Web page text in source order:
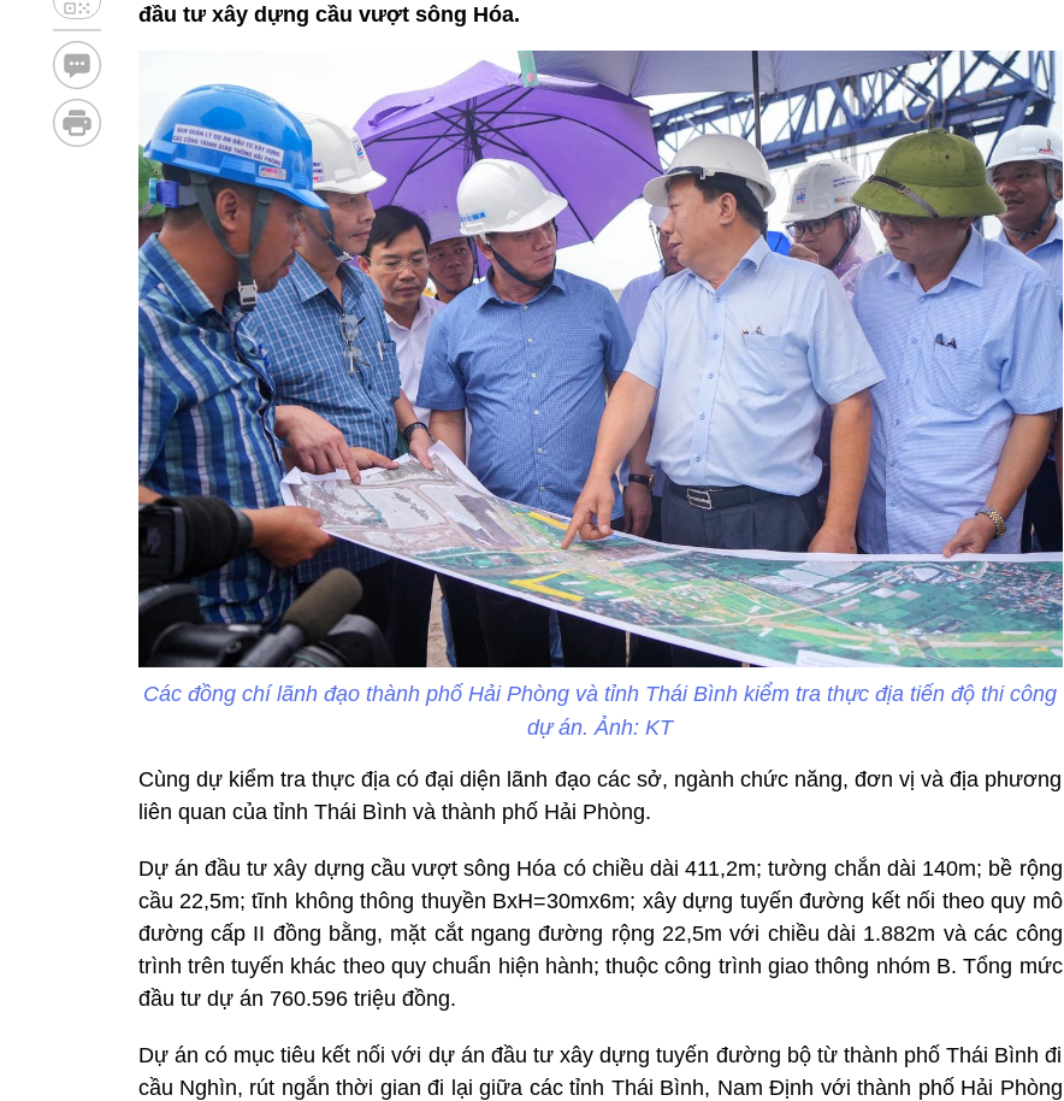
đầu tư xây dựng cầu vượt sông Hóa.
Các đồng chí lãnh đạo thành phố Hải Phòng và tỉnh Thái Bình kiểm tra thực địa tiến độ thi công
dự án. Ảnh: KT
Cùng dự kiểm tra thực địa có đại diện lãnh đạo các sở, ngành chức năng, đơn vị và địa phương
liên quan của tỉnh Thái Bình và thành phố Hải Phòng.
Dự án đầu tư xây dựng cầu vượt sông Hóa có chiều dài 411,2m; tường chắn dài 140m; bề rộng
cầu 22,5m; tĩnh không thông thuyền BxH=30mx6m; xây dựng tuyến đường kết nối theo quy mô
đường cấp II đồng bằng, mặt cắt ngang đường rộng 22,5m với chiều dài 1.882m và các công
trình trên tuyến khác theo quy chuẩn hiện hành; thuộc công trình giao thông nhóm B. Tổng mức
đầu tư dự án 760.596 triệu đồng.
Dự án có mục tiêu kết nối với dự án đầu tư xây dựng tuyến đường bộ từ thành phố Thái Bình đi
cầu Nghìn, rút ngắn thời gian đi lại giữa các tỉnh Thái Bình, Nam Định với thành phố Hải Phòng